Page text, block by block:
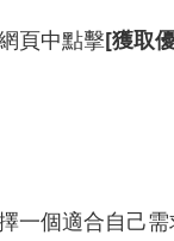
頁中點擊[獲取
一個適合自己